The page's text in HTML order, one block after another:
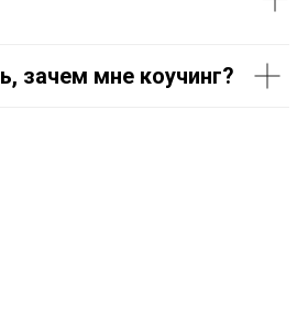
зачем мне коучинг?